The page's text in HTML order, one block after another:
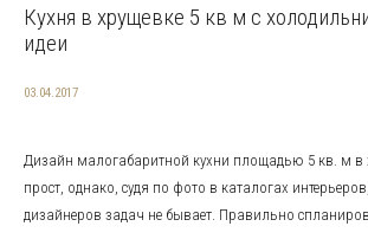
Кухня в хрущевке 5 кв м с
идеи
03.04.2017
Дизайн малогабаритной кухни площадью 5 кв. м в
прост, однако, судя по фото в каталогах
дизайнеров задач не бывает. Правильно